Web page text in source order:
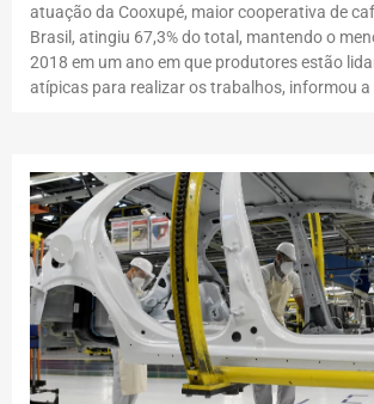
atuação da Cooxupé, maior cooperativa de
Brasil, atingiu 67,3% do total, mantendo o
2018 em um ano em que produtores estão
atípicas para realizar os trabalhos, informou